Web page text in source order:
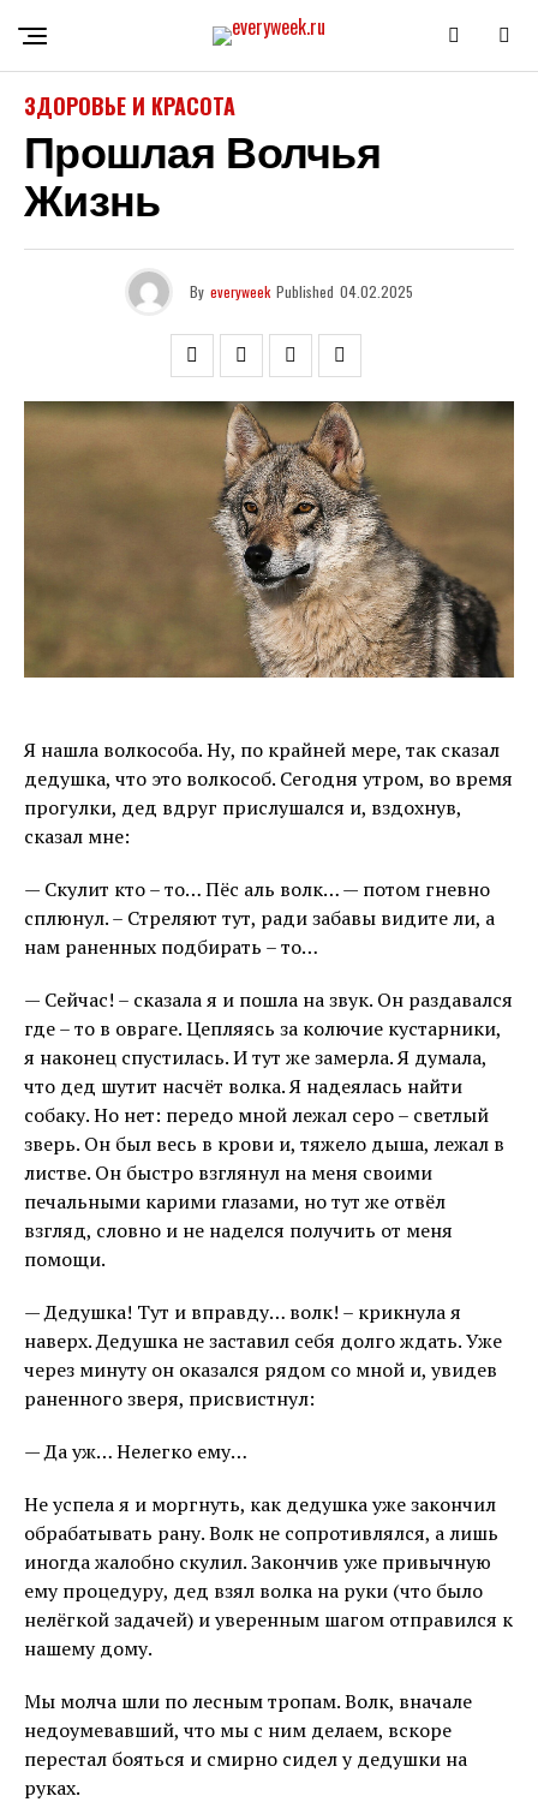
ЗДОРОВЬЕ И КРАСОТА
Прошлая Волчья
Жизнь
By everyweek Published 04.02.2025
Я нашла волкособа. Ну, по крайней мере, так сказал
дедушка, что это волкособ. Сегодня утром, во время
прогулки, дед вдруг прислушался и, вздохнув,
сказал мне:
— Скулит кто – то… Пёс аль волк… — потом гневно
сплюнул. – Стреляют тут, ради забавы видите ли, а
нам раненных подбирать – то…
— Сейчас! – сказала я и пошла на звук. Он раздавался
где – то в овраге. Цепляясь за колючие кустарники,
я наконец спустилась. И тут же замерла. Я думала,
что дед шутит насчёт волка. Я надеялась найти
собаку. Но нет: передо мной лежал серо – светлый
зверь. Он был весь в крови и, тяжело дыша, лежал в
листве. Он быстро взглянул на меня своими
печальными карими глазами, но тут же отвёл
взгляд, словно и не наделся получить от меня
помощи.
— Дедушка! Тут и вправду… волк! – крикнула я
наверх. Дедушка не заставил себя долго ждать. Уже
через минуту он оказался рядом со мной и, увидев
раненного зверя, присвистнул:
— Да уж… Нелегко ему…
Не успела я и моргнуть, как дедушка уже закончил
обрабатывать рану. Волк не сопротивлялся, а лишь
иногда жалобно скулил. Закончив уже привычную
ему процедуру, дед взял волка на руки (что было
нелёгкой задачей) и уверенным шагом отправился к
нашему дому.
Мы молча шли по лесным тропам. Волк, вначале
недоумевавший, что мы с ним делаем, вскоре
перестал бояться и смирно сидел у дедушки на
руках.